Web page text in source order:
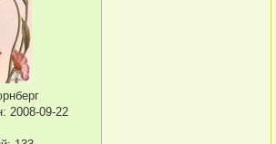
: 2008-09-22